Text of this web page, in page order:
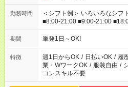
勤務時間
＜シフト例＞ いろいろなシ
■8:00-21:00 ■9:00-21:00
期間 単発1日～OK!
特徴 週1日からOK / 日払いOK / 履
業・WワークOK / 服装自由 /
コンスキル不要